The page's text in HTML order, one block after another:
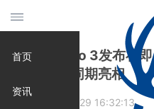
首页
资讯
AirPods Pro 3发布在
iPhone 17同期亮相
2025-06-29 16:32:13